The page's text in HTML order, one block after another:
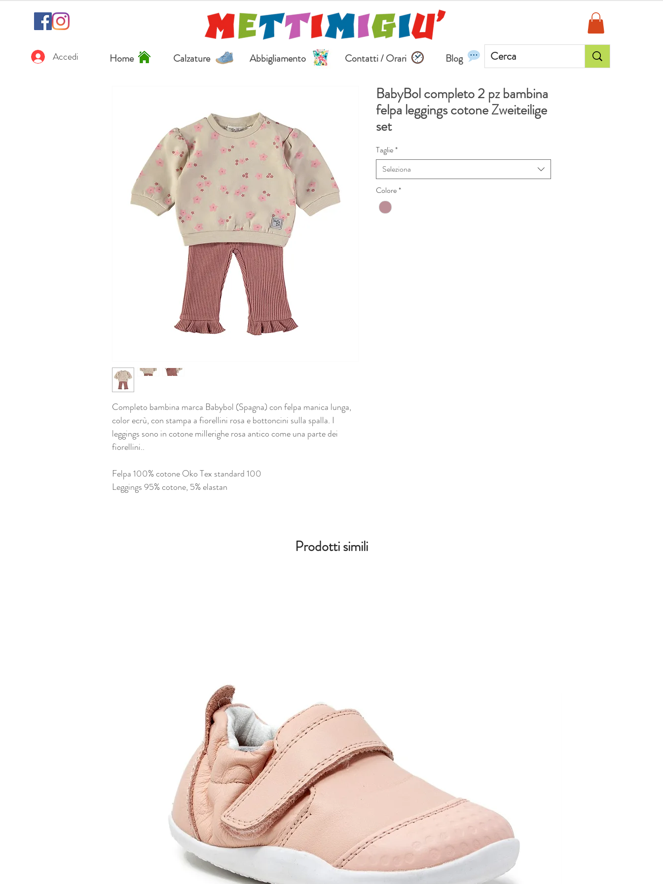
Accedi Home Calzature Abbigliamento Contatti / Orari Blog
Completo bambina marca Babybol (Spagna) con felpa manica lunga,
color ecrù, con stampa a fiorellini rosa e bottoncini sulla spalla. I
leggings sono in cotone millerighe rosa antico come una parte dei
fiorellini..
Felpa 100% cotone Oko Tex standard 100
Leggings 95% cotone, 5% elastan
BabyBol completo 2 pz bambina
felpa leggings cotone Zweiteilige
set
Taglie*
Seleziona
Colore*
Prodotti simili